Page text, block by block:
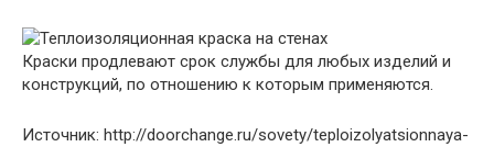
Краски продлевают срок службы для любых изделий и
конструкций, по отношению к которым применяются.
Источник: http://doorchange.ru/sovety/teploizolyatsionnaya-